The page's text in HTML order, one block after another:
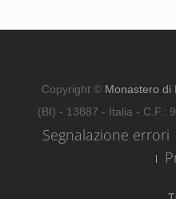
Copyright © Monastero di
(BI) - 13887 - Italia - C.F.:
Segnalazione errori